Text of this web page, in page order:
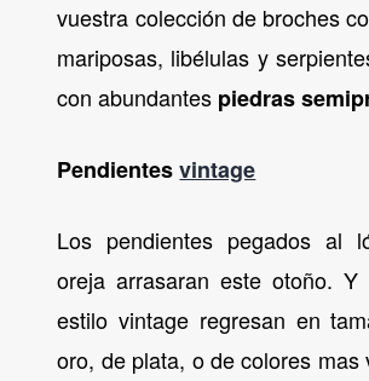
vuestra colección de broches
mariposas, libélulas y
con abundantes piedras
Pendientesvintage
Los pendientes pegados al
oreja arrasaran este otoño.
estilo vintage regresan en
oro, de plata, o de colores mas